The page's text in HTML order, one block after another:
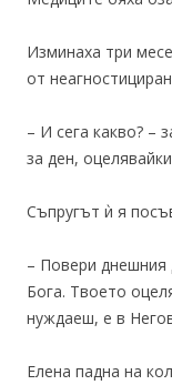
Изминаха три
от
– И сега какво? –
за ден,
Съпругът ѝ я
– Повери днешния
Бога. Твоето
нуждаеш, е в
Елена падна на